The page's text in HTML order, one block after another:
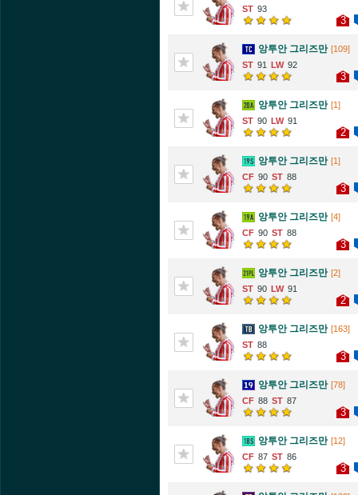
93
3
앙투안 그리즈만 [109]
91
92
3
앙투안 그리즈만 [1]
90
91
2
앙투안 그리즈만 [1]
90
88
3
앙투안 그리즈만 [4]
90
88
3
앙투안 그리즈만 [2]
90
91
2
앙투안 그리즈만 [163]
88
3
앙투안 그리즈만 [78]
88
87
3
앙투안 그리즈만 [12]
87
86
3